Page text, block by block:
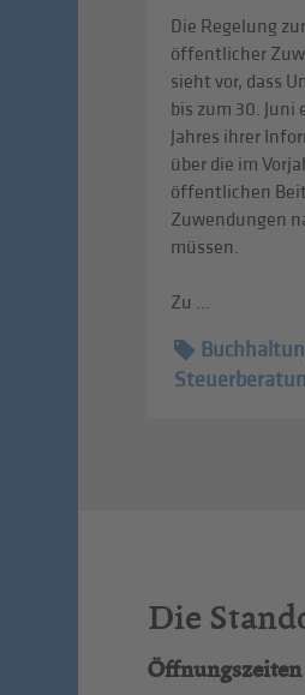
Die Regelung
öffentlicher
sieht vor, dass
bis zum 30. Juni
Jahres ihrer
über die im
öffentlichen
Zuwendungen
müssen.
Zu ...
Die
Öffnungszeiten